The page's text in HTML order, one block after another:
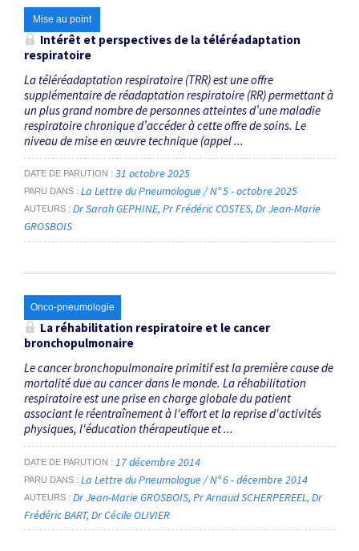
Mise au point
Intérêt et perspectives de la téléréadaptation
respiratoire
La téléréadaptation respiratoire (TRR) est une offre
supplémentaire de réadaptation respiratoire (RR) permettant à
un plus grand nombre de personnes atteintes d’une maladie
respiratoire chronique d’accéder à cette offre de soins. Le
niveau de mise en œuvre technique (appel ...
DATE DE PARUTION 31 octobre 2025
PARU DANS La Lettre du Pneumologue / N° 5 - octobre 2025
AUTEURS Dr Sarah GEPHINE Pr Frédéric COSTES Dr Jean-Marie
GROSBOIS
Onco-pneumologie
La réhabilitation respiratoire et le cancer
bronchopulmonaire
Le cancer bronchopulmonaire primitif est la première cause de
mortalité due au cancer dans le monde. La réhabilitation
respiratoire est une prise en charge globale du patient
associant le réentraînement à l'effort et la reprise d'activités
physiques, l'éducation thérapeutique et ...
DATE DE PARUTION 17 décembre 2014
PARU DANS La Lettre du Pneumologue / N° 6 - décembre 2014
AUTEURS Dr Jean-Marie GROSBOIS Pr Arnaud SCHERPEREEL Dr
Frédéric BART Dr Cécile OLIVIER